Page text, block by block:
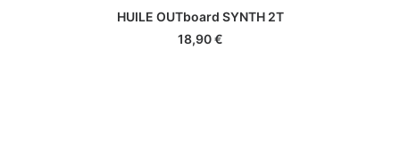
AJOUTER AU PANIER
HUILE OUTboard SYNTH 2T
18,90€